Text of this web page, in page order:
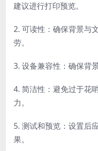
建议进行打印预览。
2. 可读性：确保背景与
劳。
3. 设备兼容性：确保背
4. 简洁性：避免过于花
力。
5. 测试和预览：设置后
果。